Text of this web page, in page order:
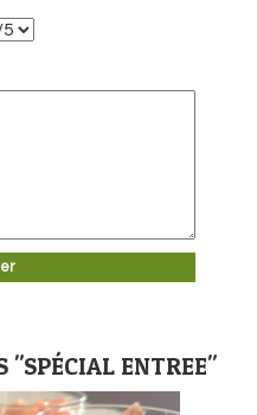
"SPÉCIAL ENTREE"